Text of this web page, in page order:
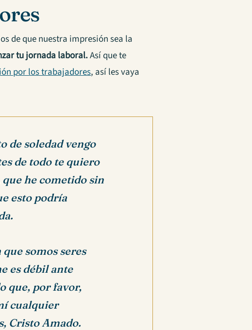
de que nuestra impresión sea la
tu jornada laboral.Así que te
por los trabajadores, así les vaya
de soledad vengo
de todo te quiero
he cometido sin
esto podría
somos seres
es débil ante
que, por favor,
cualquier
Cristo Amado.